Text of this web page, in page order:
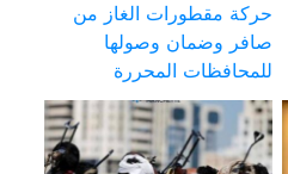
حركة مقطورات الغاز من
صافر وضمان وصولها
للمحافظات المحررة